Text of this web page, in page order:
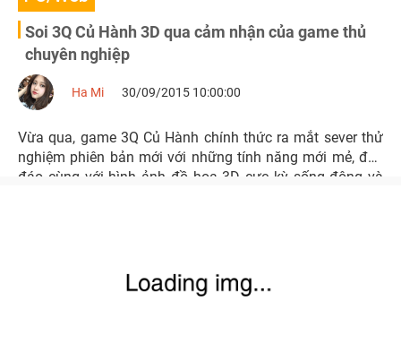
Soi 3Q Củ Hành 3D qua cảm nhận của game thủ
chuyên nghiệp
Ha Mi 30/09/2015 10:00:00
Vừa qua, game 3Q Củ Hành chính thức ra mắt sever thử
nghiệm phiên bản mới với những tính năng mới mẻ, độc
đáo cùng với hình ảnh đồ họa 3D cực kỳ sống động và